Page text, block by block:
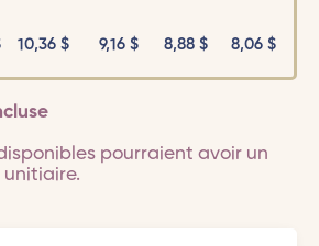
10,36$ 9,16$ 8,88 $ 8,06$
pourraient avoir un